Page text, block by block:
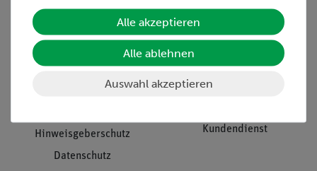
Projekte und Lösungen
Presse
Stellenangebote
Hinweisgeberschutz
Datenschutz
Übersicht Service
Beratung & Showroom
Inventarisierungs- &
Einräumservice
Kundendienst
Alle akzeptieren
Alle ablehnen
Auswahl akzeptieren